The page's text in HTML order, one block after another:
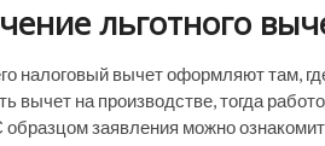
льготного
налоговый вычет оформляют там,
вычет на производстве, тогда
образцом заявления можно